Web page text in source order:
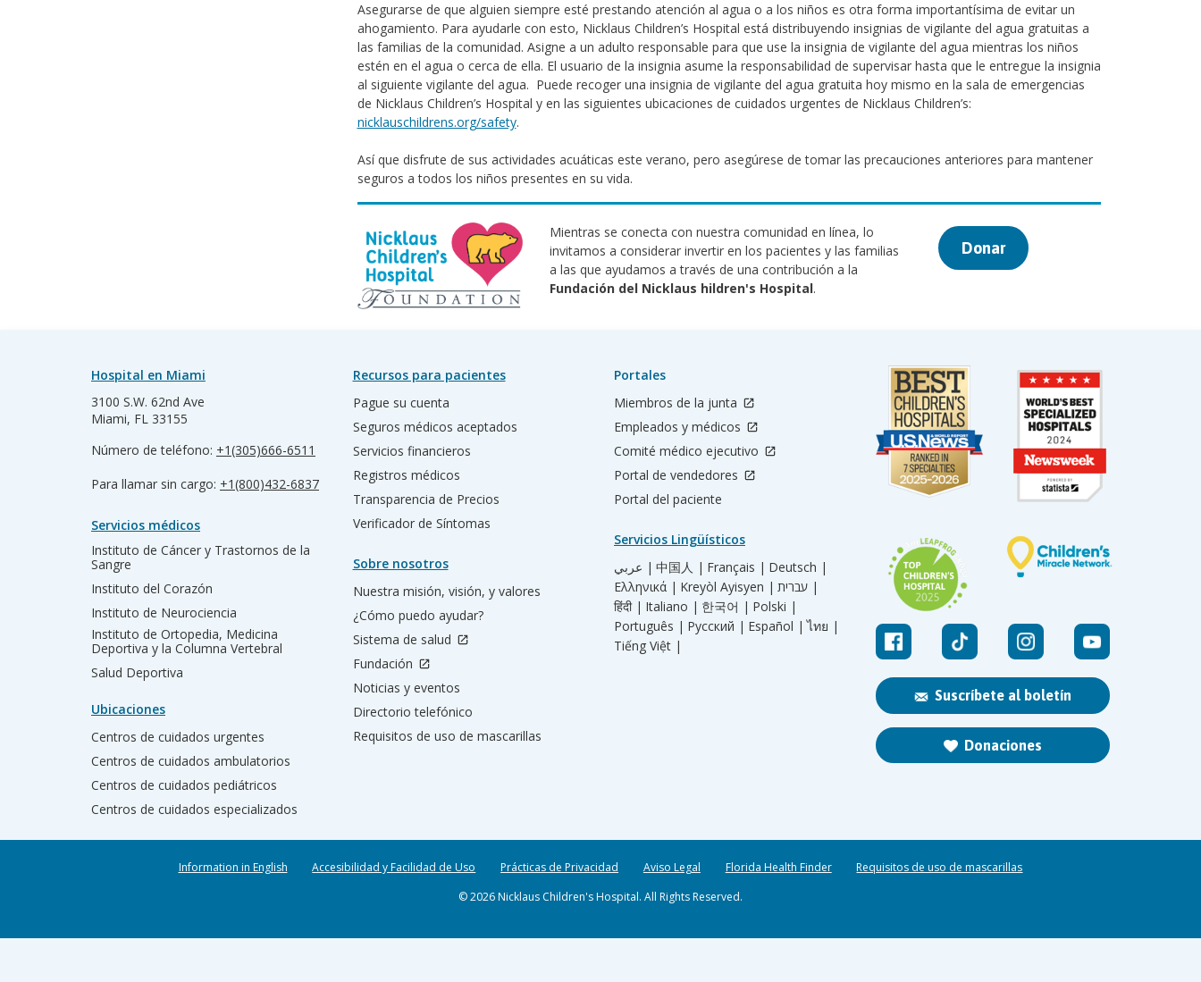
Asegurarse de que alguien siempre esté prestando atención al agua o a los niños es otra forma importantísima de evitar un
ahogamiento. Para ayudarle con esto, Nicklaus Children’s Hospital está distribuyendo insignias de vigilante del agua gratuitas a
las familias de la comunidad. Asigne a un adulto responsable para que use la insignia de vigilante del agua mientras los niños
estén en el agua o cerca de ella. El usuario de la insignia asume la responsabilidad de supervisar hasta que le entregue la insignia
al siguiente vigilante del agua. Puede recoger una insignia de vigilante del agua gratuita hoy mismo en la sala de emergencias
de Nicklaus Children’s Hospital y en las siguientes ubicaciones de cuidados urgentes de Nicklaus Children’s:
nicklauschildrens.org/safety.
Así que disfrute de sus actividades acuáticas este verano, pero asegúrese de tomar las precauciones anteriores para mantener
seguros a todos los niños presentes en su vida.
Mientras se conecta con nuestra comunidad en línea, lo
invitamos a considerar invertir en los pacientes y las familias
a las que ayudamos a través de una contribución a la
Fundación del Nicklaus hildren's Hospital.
Donar
Suscríbete al boletín
Donaciones
Hospital en Miami
3100 S.W. 62nd Ave
Miami, FL 33155
Número de teléfono: +1(305)666-6511
Para llamar sin cargo: +1(800)432-6837
Servicios médicos
Instituto de Cáncer y Trastornos de la
Sangre
Instituto del Corazón
Instituto de Neurociencia
Instituto de Ortopedia, Medicina
Deportiva y la Columna Vertebral
Salud Deportiva
Ubicaciones
Centros de cuidados urgentes
Centros de cuidados ambulatorios
Centros de cuidados pediátricos
Centros de cuidados especializados
Recursos para pacientes
Pague su cuenta
Seguros médicos aceptados
Servicios financieros
Registros médicos
Transparencia de Precios
Verificador de Síntomas
Sobre nosotros
Nuestra misión, visión, y valores
¿Cómo puedo ayudar?
Sistema de salud
Fundación
Noticias y eventos
Directorio telefónico
Requisitos de uso de mascarillas
Portales
Miembros de la junta
Empleados y médicos
Comité médico ejecutivo
Portal de vendedores
Portal del paciente
Servicios Lingüísticos
عربي | 中国人 | Français | Deutsch |
Ελληνικά | Kreyòl Ayisyen |
עברית |
हिंदी | Italiano | 한국어 | Polski |
Português | Русский | Español | ไทย |
Tiếng Việt |
Information in English Accesibilidad y Facilidad de Uso Prácticas de Privacidad Aviso Legal Florida Health Finder
Requisitos de uso de mascarillas
© 2026 Nicklaus Children's Hospital. All Rights Reserved.